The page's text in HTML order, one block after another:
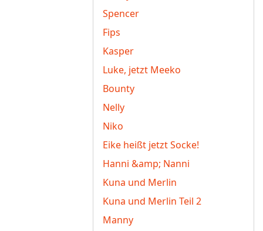
Spencer
Fips
Kasper
Luke, jetzt Meeko
Bounty
Nelly
Niko
Eike heißt jetzt Socke!
Hanni &amp; Nanni
Kuna und Merlin
Kuna und Merlin Teil 2
Manny